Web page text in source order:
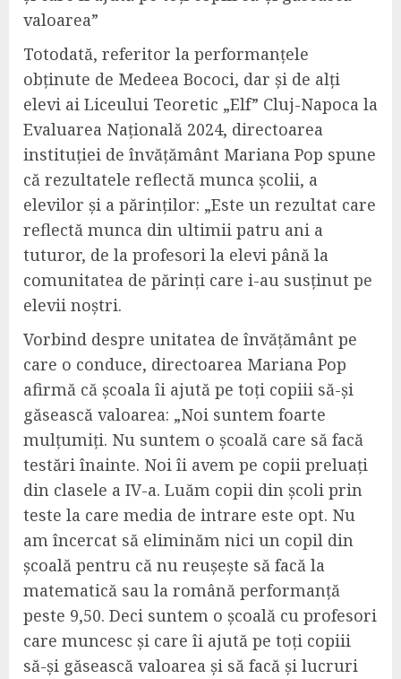
valoarea”
Totodată, referitor la performanțele
obținute de Medeea Bococi, dar și de alți
elevi ai Liceului Teoretic „Elf” Cluj-Napoca la
Evaluarea Națională 2024, directoarea
instituției de învățământ Mariana Pop spune
că rezultatele reflectă munca școlii, a
elevilor și a părinților: „Este un rezultat care
reflectă munca din ultimii patru ani a
tuturor, de la profesori la elevi până la
comunitatea de părinți care i-au susținut pe
elevii noștri.
Vorbind despre unitatea de învățământ pe
care o conduce, directoarea Mariana Pop
afirmă că școala îi ajută pe toți copiii să-și
găsească valoarea: „Noi suntem foarte
mulțumiți. Nu suntem o școală care să facă
testări înainte. Noi îi avem pe copii preluați
din clasele a IV-a. Luăm copii din școli prin
teste la care media de intrare este opt. Nu
am încercat să eliminăm nici un copil din
școală pentru că nu reușește să facă la
matematică sau la română performanță
peste 9,50. Deci suntem o școală cu profesori
care muncesc și care îi ajută pe toți copiii
să-și găsească valoarea și să facă și lucruri